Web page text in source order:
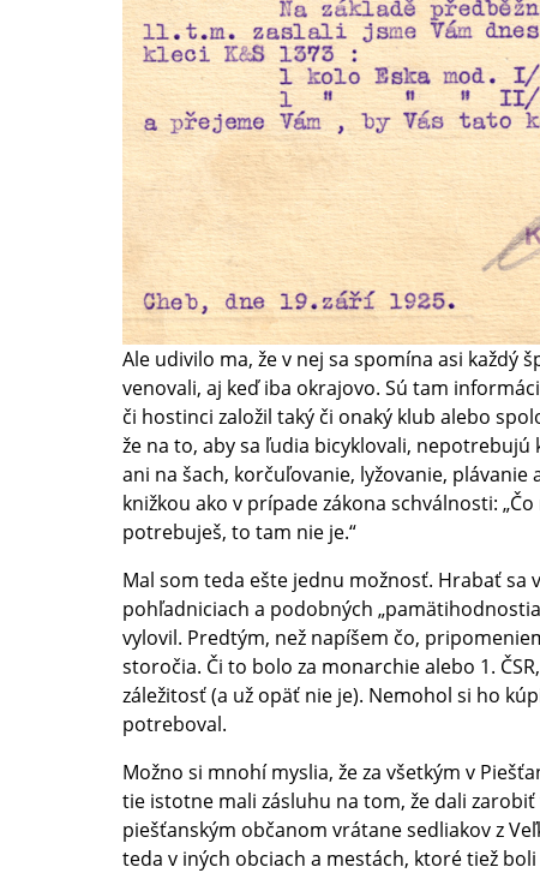
Ale udivilo ma, že v nej sa spomína asi každý
venovali, aj keď iba okrajovo. Sú tam
či hostinci založil taký či onaký klub alebo
že na to, aby sa ľudia bicyklovali,
ani na šach, korčuľovanie, lyžovanie, plávanie
knižkou ako v prípade zákona schválnosti:
potrebuješ, to tam nie je.“
Mal som teda ešte jednu možnosť. Hrabať sa
pohľadniciach a podobných
vylovil. Predtým, než napíšem čo,
storočia. Či to bolo za monarchie alebo 1.
záležitosť (a už opäť nie je). Nemohol si ho
potreboval.
Možno si mnohí myslia, že za všetkým v
tie istotne mali zásluhu na tom, že dali
piešťanským občanom vrátane sedliakov z
teda v iných obciach a mestách, ktoré tiež